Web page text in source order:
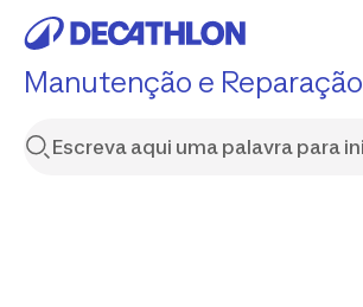
Manutenção e Reparação